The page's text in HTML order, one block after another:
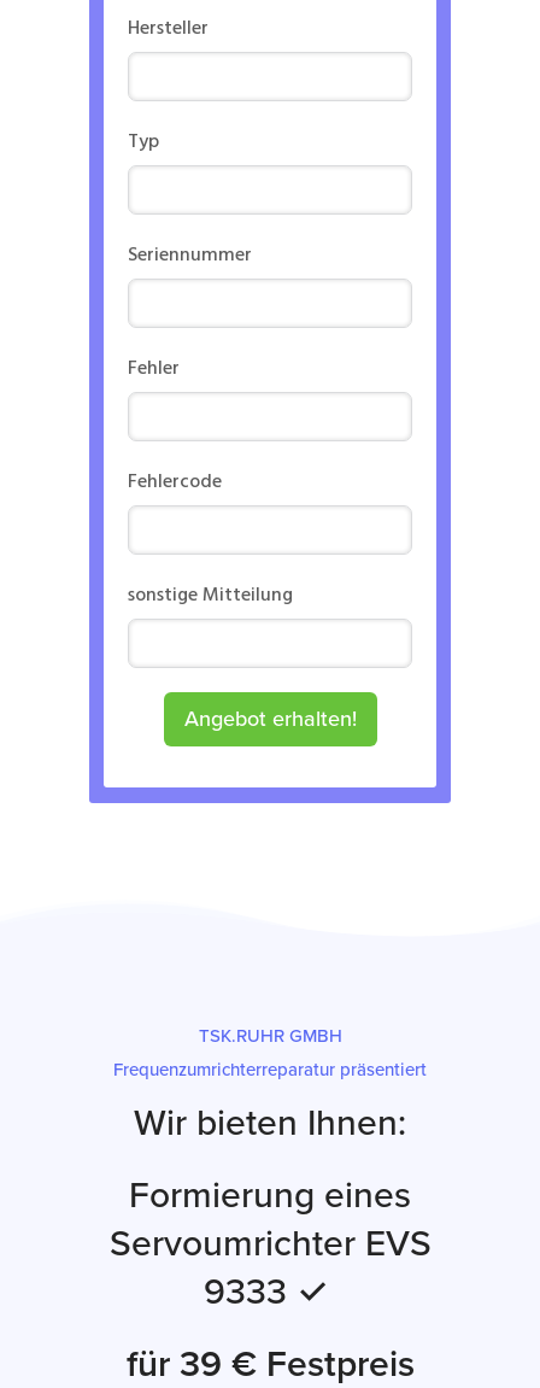
Hersteller
Typ
Seriennummer
Fehler
Fehlercode
sonstige Mitteilung
Angebot erhalten!
TSK.RUHR GMBH
Frequenzumrichterreparatur präsentiert
Wir bieten Ihnen:
Formierung eines
Servoumrichter EVS
9333 ✓
für 39 € Festpreis